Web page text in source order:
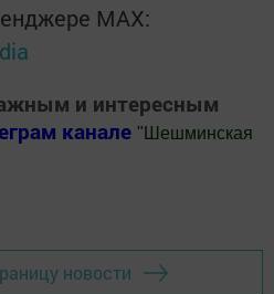
MАХ:
и интересным
канале " Шешминская
новости